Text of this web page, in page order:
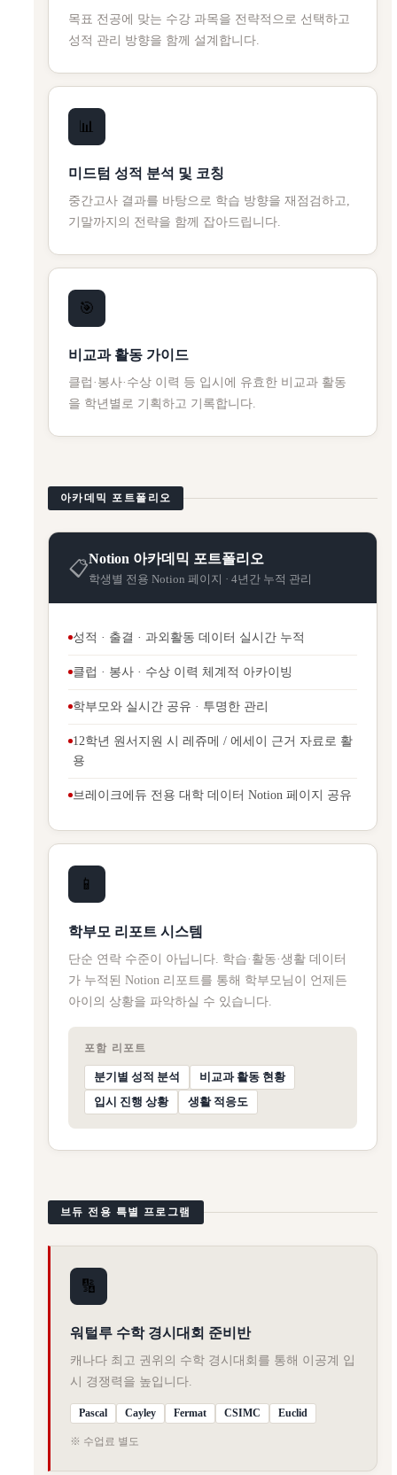
목표 전공에 맞는 수강 과목을 전략적으로 선택하고
성적 관리 방향을 함께 설계합니다.
📊
미드텀 성적 분석 및 코칭
중간고사 결과를 바탕으로 학습 방향을 재점검하고,
기말까지의 전략을 함께 잡아드립니다.
🎯
비교과 활동 가이드
클럽·봉사·수상 이력 등 입시에 유효한 비교과 활동
을 학년별로 기획하고 기록합니다.
아카데믹 포트폴리오
📋Notion 아카데믹 포트폴리오
학생별 전용 Notion 페이지 · 4년간 누적 관리
성적 · 출결 · 과외활동 데이터 실시간 누적
클럽 · 봉사 · 수상 이력 체계적 아카이빙
학부모와 실시간 공유 · 투명한 관리
12학년 원서지원 시 레쥬메 / 에세이 근거 자료로 활
용
브레이크에듀 전용 대학 데이터 Notion 페이지 공유
📱
학부모 리포트 시스템
단순 연락 수준이 아닙니다. 학습·활동·생활 데이터
가 누적된 Notion 리포트를 통해 학부모님이 언제든
아이의 상황을 파악하실 수 있습니다.
포함 리포트
분기별 성적 분석
비교과 활동 현황
입시 진행 상황
생활 적응도
브듀 전용 특별 프로그램
🔢
워털루 수학 경시대회 준비반
캐나다 최고 권위의 수학 경시대회를 통해 이공계 입
시 경쟁력을 높입니다.
Pascal Cayley Fermat CSIMC Euclid
※ 수업료 별도